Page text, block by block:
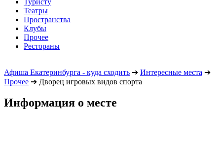
Театры
Пространства
Клубы
Прочее
Рестораны
Афиша Екатеринбурга - куда сходить ➔ Интересные места ➔
Прочее ➔ Дворец игровых видов спорта
Информация о месте